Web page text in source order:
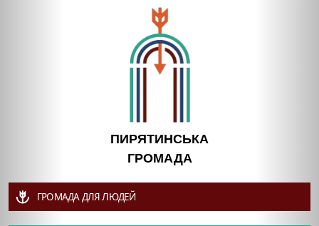
ПИРЯТИНСЬКА
ГРОМАДА
ГРОМАДА ДЛЯ ЛЮДЕЙ